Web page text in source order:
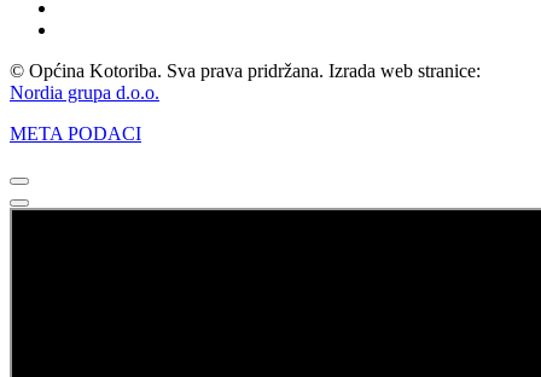
© Općina Kotoriba. Sva prava pridržana. Izrada web stranice:
Nordia grupa d.o.o.
META PODACI